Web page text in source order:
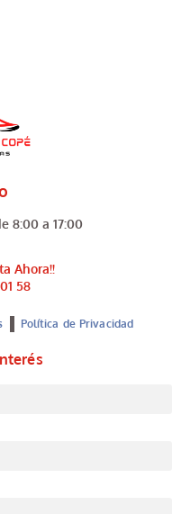
8:00 a 17:00
Ahora!!
58
Política de Privacidad